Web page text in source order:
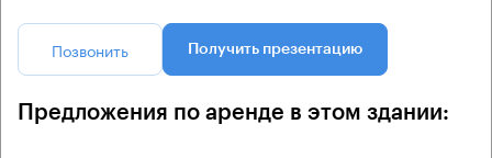
Позвонить Получить презентацию
Предложения по аренде в этом здании: